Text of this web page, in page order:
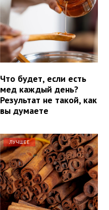
Что будет, если есть
мед каждый день?
Результат не такой, как
вы думаете
ЛУЧШЕЕ